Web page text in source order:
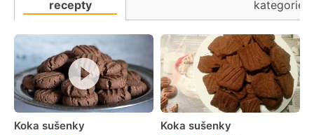
recepty kategorie
Koka sušenky Koka sušenky